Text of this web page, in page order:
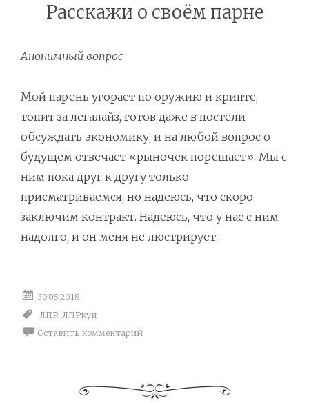
Расскажи о своём парне
Анонимный вопрос
Мой парень угорает по оружию и крипте,
топит за легалайз, готов даже в постели
обсуждать экономику, и на любой вопрос о
будущем отвечает «рыночек порешает». Мы с
ним пока друг к другу только
присматриваемся, но надеюсь, что скоро
заключим контракт. Надеюсь, что у нас с ним
надолго, и он меня не люстрирует.
30.05.2018
ЛПР ЛПРкун
Оставить комментарий